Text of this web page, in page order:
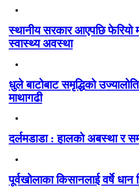
स्थानीय सरकार आएपछि फेरियो
स्वास्थ्य अवस्था
धुले बाटोबाट समृद्धिको
माथागढी
दर्लमडाडा : हालको अबस्था र
पूर्वखोलाका किसानलाई वर्षे धान